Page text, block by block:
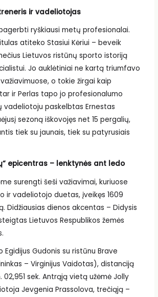
ir vadeliotojas
ryškiausi metų profesionalai.
atiteko Stasiui Kėriui – beveik
Lietuvos ristūnų sporto istoriją
Jo auklėtiniai ne kartą triumfavo
o tokie žirgai kaip
ir Perlas tapo jo profesionalumo
vadeliotoju paskelbtas Ernestas
sezoną iškovojęs net 15 pergalių,
tiek su jaunais, tiek su patyrusiais
epicentras – lenktynės ant ledo
surengti šeši važiavimai, kuriuose
ir vadeliotojo duetas, įveikęs 1609
Didžiausias dienos akcentas – Didysis
Lietuvos Respublikos žemės
Egidijus Gudonis su ristūnu Brave
– Virginijus Vaidotas), distanciją
02,951 sek. Antrąją vietą užėmė Jolly
Jevgenia Prassolova, trečiąją –